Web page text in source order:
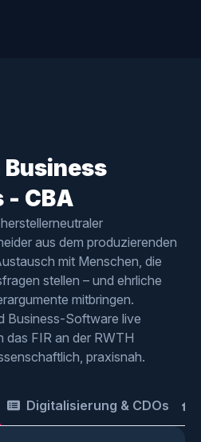
CBA
aus dem produzierenden
mit Menschen, die
stellen – und ehrliche
mitbringen.
Business-Software live
das FIR an der RWTH
praxisnah.
Digitalisierung & CDOs